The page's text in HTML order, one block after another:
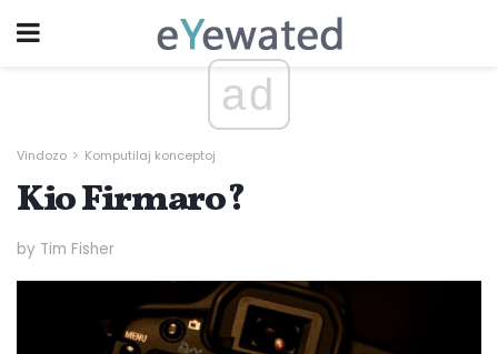
ad
Vindozo Komputilaj konceptoj
Kio Firmaro?
by Tim Fisher